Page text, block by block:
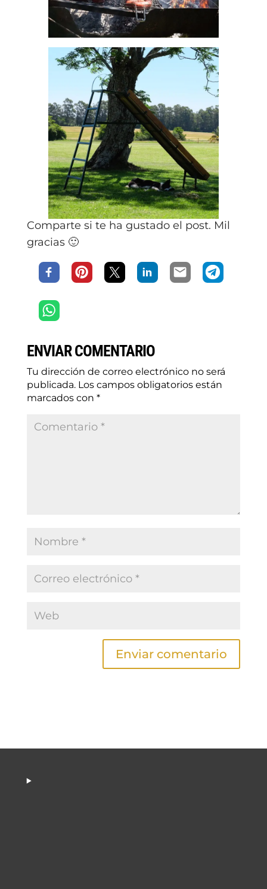
Comparte si te ha gustado el post. Mil
gracias 🙂
ENVIAR COMENTARIO
Tu dirección de correo electrónico no será
publicada. Los campos obligatorios están
marcados con *